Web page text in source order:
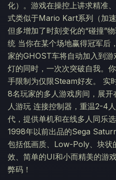
化）。游戏在操控上讲求精准
式类似于Mario Kart系列（加
但多增加了时刻变化的“碰撞”
统 当你在某个场地赢得冠军后
家的GHOST车将自动加入到
灯的同时，一次次突破自我。
手限制为仅限Steam好友。 实
8名玩家的多人游戏房间，展
人游玩 连接控制器，重温2-4
代，提供单机和在线多人同乐
1998年以前出品的Sega
包括低画质、Low-Poly、块状
效、简单的UI和小而精美的游
弊码！